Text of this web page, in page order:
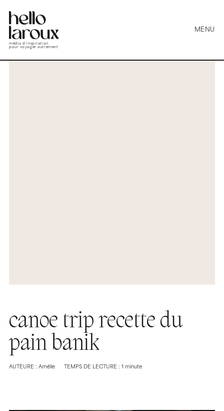
média d’inspiration
pour voyager autrement
MENU
canoe trip recette du
pain banik
AUTEURE : Amélie TEMPS DE LECTURE : 1 minute